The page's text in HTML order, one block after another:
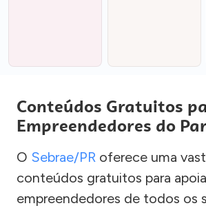
Conteúdos Gratuitos
Empreendedores do
O Sebrae/PR oferece uma
conteúdos gratuitos para
empreendedores de todos os